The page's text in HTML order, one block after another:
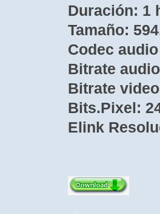
Duración: 1
Tamaño:
Codec
Bitrate
Bitrate
Bits.Pixel:
Elink